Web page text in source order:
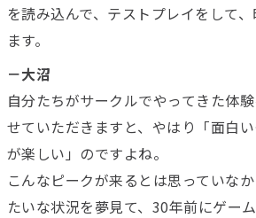
を読み込んで、テストプレイをして
ます。
－大沼
自分たちがサークルでやってきた体
せていただきますと、やはり「面白
が楽しい」のですよね。
こんなピークが来るとは思っていな
たいな状況を夢見て、30年前にゲー